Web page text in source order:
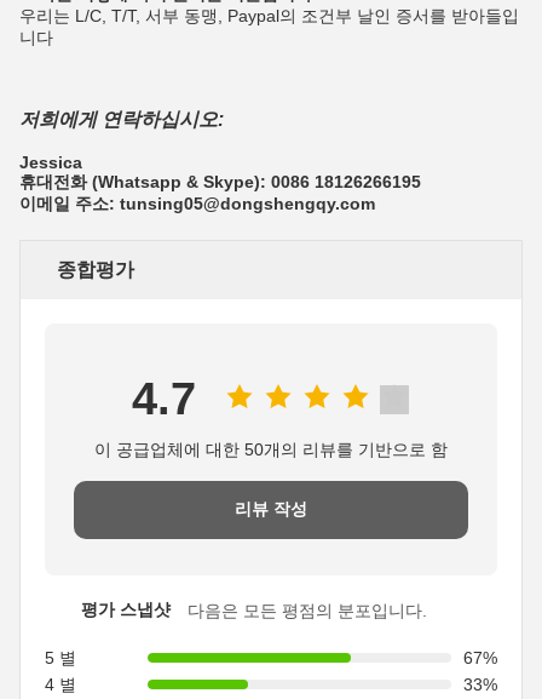
우리는 L/C, T/T, 서부 동맹, Paypal의 조건부 날인 증서를 받아들입
니다
저희에게 연락하십시오:
Jessica
휴대전화 (Whatsapp & Skype): 0086 18126266195
이메일 주소: tunsing05@dongshengqy.com
종합평가
4.7
이 공급업체에 대한 50개의 리뷰를 기반으로 함
리뷰 작성
평가 스냅샷 다음은 모든 평점의 분포입니다.
5 별
67%
4 별
33%